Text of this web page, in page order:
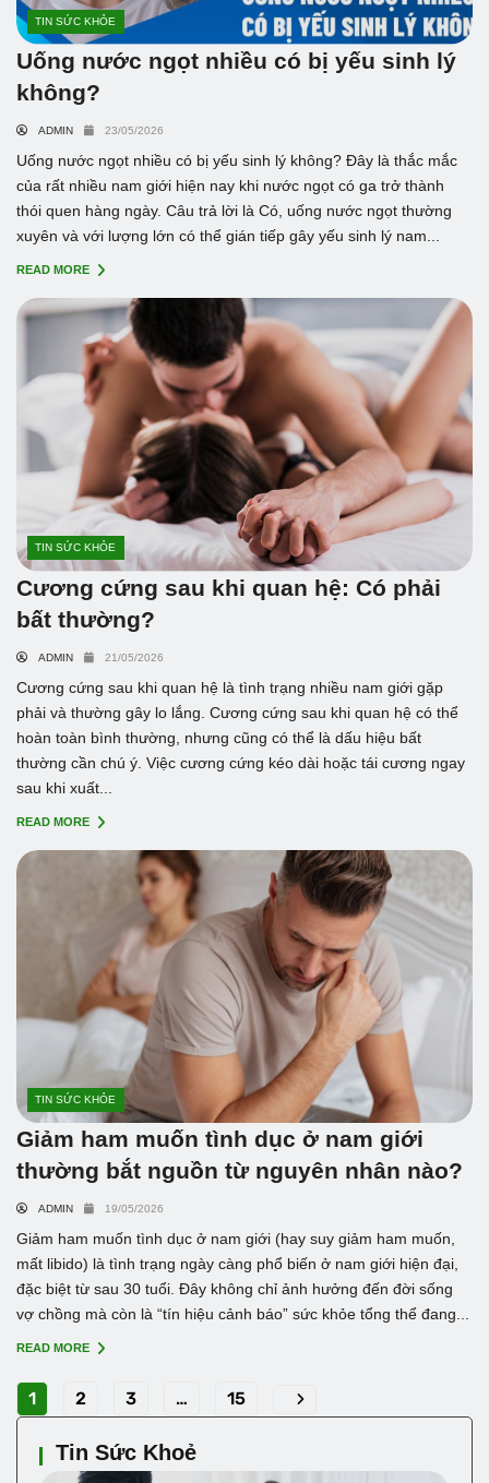
TIN SỨC KHỎE
Uống nước ngọt nhiều có bị yếu sinh lý
không?
ADMIN 23/05/2026
Uống nước ngọt nhiều có bị yếu sinh lý không? Đây là thắc mắc
của rất nhiều nam giới hiện nay khi nước ngọt có ga trở thành
thói quen hàng ngày. Câu trả lời là Có, uống nước ngọt thường
xuyên và với lượng lớn có thể gián tiếp gây yếu sinh lý nam...
READ MORE
TIN SỨC KHỎE
Cương cứng sau khi quan hệ: Có phải
bất thường?
ADMIN 21/05/2026
Cương cứng sau khi quan hệ là tình trạng nhiều nam giới gặp
phải và thường gây lo lắng. Cương cứng sau khi quan hệ có thể
hoàn toàn bình thường, nhưng cũng có thể là dấu hiệu bất
thường cần chú ý. Việc cương cứng kéo dài hoặc tái cương ngay
sau khi xuất...
READ MORE
TIN SỨC KHỎE
Giảm ham muốn tình dục ở nam giới
thường bắt nguồn từ nguyên nhân nào?
ADMIN 19/05/2026
Giảm ham muốn tình dục ở nam giới (hay suy giảm ham muốn,
mất libido) là tình trạng ngày càng phổ biến ở nam giới hiện đại,
đặc biệt từ sau 30 tuổi. Đây không chỉ ảnh hưởng đến đời sống
vợ chồng mà còn là “tín hiệu cảnh báo” sức khỏe tổng thể đang...
READ MORE
1 2 3 … 15
Tin Sức Khoẻ